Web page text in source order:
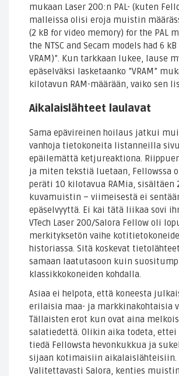
mukaan Laser 200:n PAL- (kuten
malleissa olisi eroja muistin
(2 kB for video memory) for the PAL
the NTSC and Secam models had 6
VRAM)”. Kun tarkkaan lukee, lause
epäselväksi lasketaanko ”VRAM”
kilotavun RAM-määrään, vaiko sen
Aikalaislähteet laulavat
Sama epävireinen hoilaus jatkui
vanhoja tietokoneita listanneilla
epäilemättä ketjureaktiona.
ja miten tekstiä luetaan, Fellowssa
peräti 10 kilotavua RAMia, sisältäen
kuvamuistin – viimeisestä ei
epäselvyyttä. Ei kai tätä liikaa sovi
VTech Laser 200/Salora Fellow oli
merkityksetön vaihe
historiassa. Sitä koskevat
samaan laatutasoon kuin
klassikkokoneiden kohdalla.
Asiaa ei helpota, että koneesta
erilaisia maa- ja markkinakohtaisia
Tällaisten erot kun ovat aina
salatiedettä. Olikin aika todeta, ettei
tiedä Fellowsta hevonkukkua ja
sijaan kotimaisiin aikalaislähteisiin.
Valitettavasti Salora, kenties